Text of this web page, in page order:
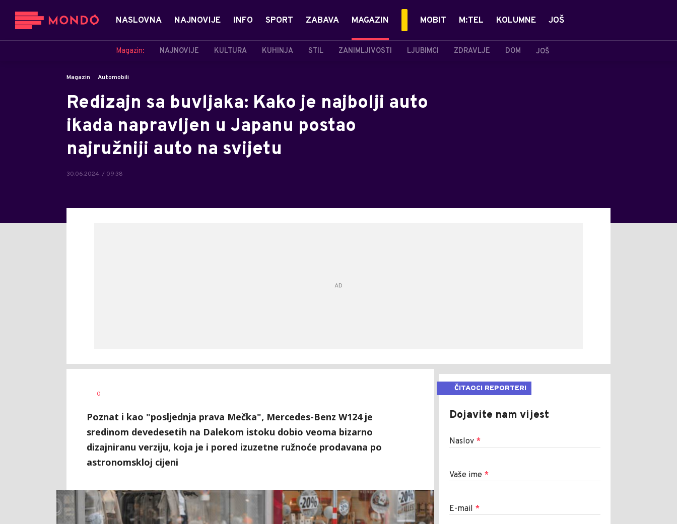
NASLOVNA NAJNOVIJE INFO SPORT ZABAVA MAGAZIN
Magazin: NAJNOVIJE KULTURA KUHINJA STIL ZANIMLJIVOSTI LJUBIMCI ZDRAVLJE DOM JOŠ
MOBIT M:TEL KOLUMNE JOŠ
Magazin Automobili
Redizajn sa buvljaka: Kako je najbolji auto
ikada napravljen u Japanu postao
najružniji auto na svijetu
30.06.2024. / 09:38
AUTOR
0
Poznat i kao "posljednja prava Mečka", Mercedes-Benz W124 je
sredinom devedesetih na Dalekom istoku dobio veoma bizarno
dizajniranu verziju, koja je i pored izuzetne ružnoće prodavana po
astronomskloj cijeni
ČITAOCI REPORTERI
Dojavite nam vijest
Naslov *
Vaše ime *
E-mail *